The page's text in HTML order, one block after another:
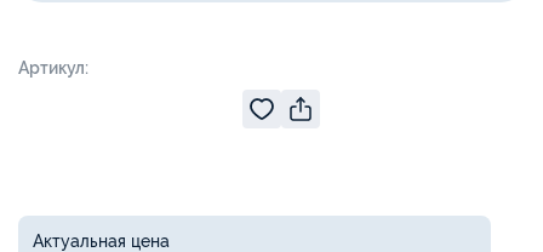
Артикул:
Актуальная цена